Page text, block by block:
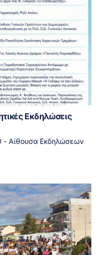
Εκδηλώσεις
Αίθουσα Εκδηλώσεων